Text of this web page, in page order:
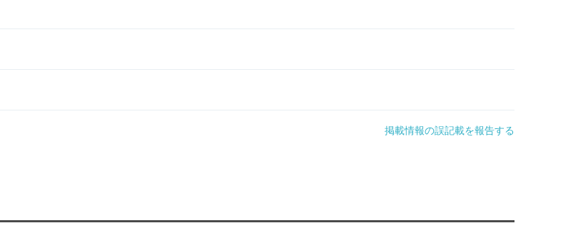
掲載情報の誤記載を報告する